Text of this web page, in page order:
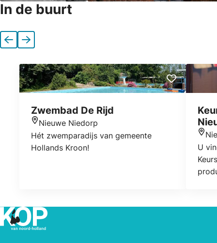
In de buurt
VorigeVolgende
Zwembad De Rijd
Locatie
Nieuwe Niedorp
Hét zwemparadijs van gemeente
Hollands Kroon!
U
Wij